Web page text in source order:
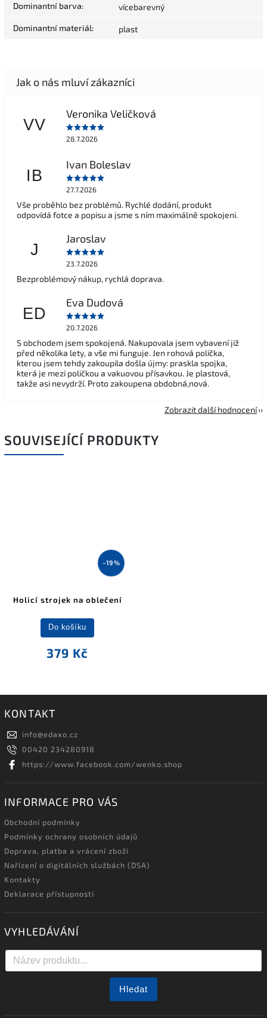
Dominantní barva: vícebarevný
Dominantní materiál: plast
VV
Veronika Veličková
28.7.2026
IB
Ivan Boleslav
27.7.2026
Vše proběhlo bez problémů. Rychlé dodání, produkt
odpovídá fotce a popisu a jsme s ním maximálně spokojeni.
J
Jaroslav
23.7.2026
Bezproblémový nákup, rychlá doprava.
ED
Eva Dudová
20.7.2026
S obchodem jsem spokojená. Nakupovala jsem vybavení již
před několika lety, a vše mi funguje. Jen rohová polička,
kterou jsem tehdy zakoupila došla újmy: praskla spojka,
která je mezi poličkou a vakuovou přísavkou. Je plastová,
takže asi nevydrží. Proto zakoupena obdobná,nová.
Zobrazit další hodnocení
SOUVISEJÍCÍ PRODUKTY
–19 %
Holicí strojek na oblečení
379 Kč
Do košíku
KONTAKT
info@edaxo.cz
00420 234280918
https://www.facebook.com/wenko.shop
INFORMACE PRO VÁS
Obchodní podmínky
Podmínky ochrany osobních údajů
Doprava, platba a vrácení zboží
Nařízení o digitálních službách (DSA)
Kontakty
Deklarace přístupnosti
VYHLEDÁVÁNÍ
Hledat